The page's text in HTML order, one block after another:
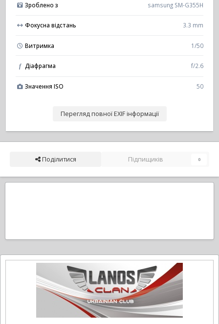
Зроблено з samsung SM-G355H
Фокусна відстань 3.3 mm
Витримка 1/50
f Діафрагма f/2.6
Значення ISO 50
Перегляд повної EXIF інформації
Поділитися Підпищиків 0